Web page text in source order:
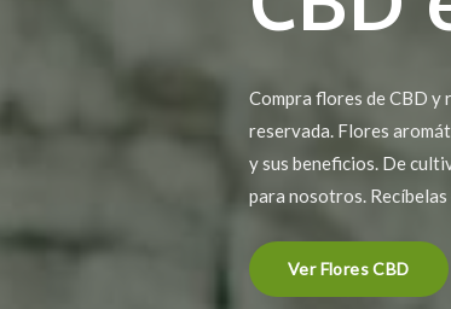
Compra flores de CBD y
reservada. Flores
y sus beneficios. De
para nosotros. Recíbelas
Ver Flores CBD